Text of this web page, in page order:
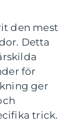
den mest
Detta
för
ger
trick.